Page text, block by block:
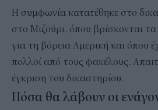
Η συμφωνία κατατέθηκε στο
στο Μιζούρι, όπου βρίσκονται
για τη βόρεια Αμερική και όπου
πολλοί από τους φακέλους.
έγκριση του δικαστηρίου.
Πόσα θα λάβουν οι